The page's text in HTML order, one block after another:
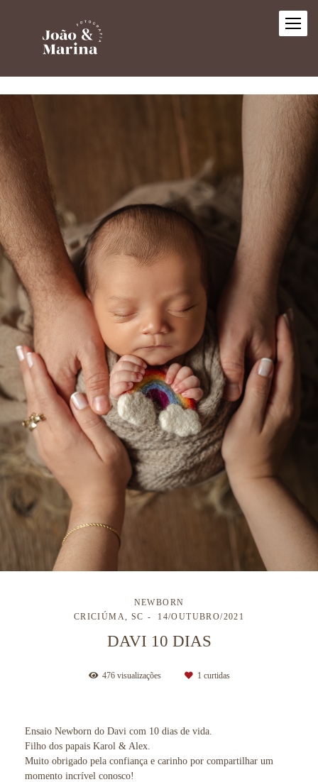
NEWBORN
CRICIÚMA, SC
14/OUTUBRO/2021
DAVI 10 DIAS
476visualizações 1 curtidas
Ensaio Newborn do Davi com 10 dias de vida.
Filho dos papais Karol & Alex.
Muito obrigado pela confiança e carinho por compartilhar um
momento incrível conosco!